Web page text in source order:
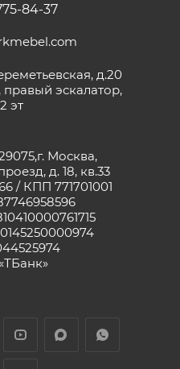
84-37
д.20
эскалатор,
2 эт
Москва,
д. 18, кв.33
/ КПП 771701001